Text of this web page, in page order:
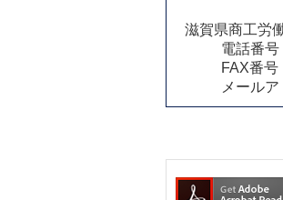
滋賀県商工労
電話番
FAX番
メールア